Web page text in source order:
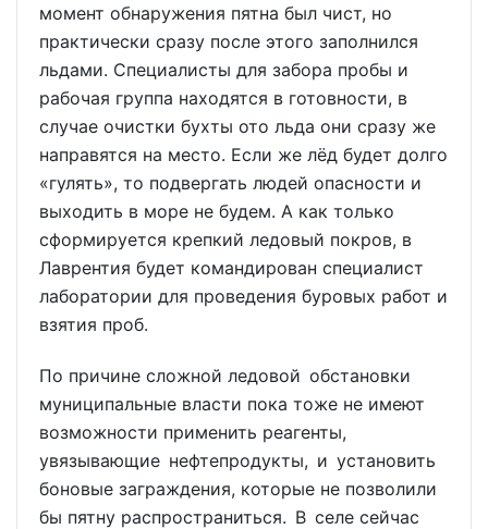
момент обнаружения пятна был чист, но
практически сразу после этого заполнился
льдами. Специалисты для забора пробы и
рабочая группа находятся в готовности, в
случае очистки бухты ото льда они сразу же
направятся на место. Если же лёд будет долго
«гулять», то подвергать людей опасности и
выходить в море не будем. А как только
сформируется крепкий ледовый покров, в
Лаврентия будет командирован специалист
лаборатории для проведения буровых работ и
взятия проб.
По причине сложной ледовой обстановки
муниципальные власти пока тоже не имеют
возможности применить реагенты,
увязывающие нефтепродукты, и установить
боновые заграждения, которые не позволили
бы пятну распространиться. В селе сейчас